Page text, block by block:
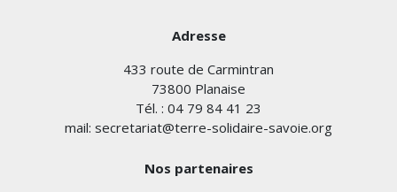
Adresse
433 route de Carmintran
73800 Planaise
Tél. : 04 79 84 41 23
mail: secretariat@terre-solidaire-savoie.org
Nos partenaires